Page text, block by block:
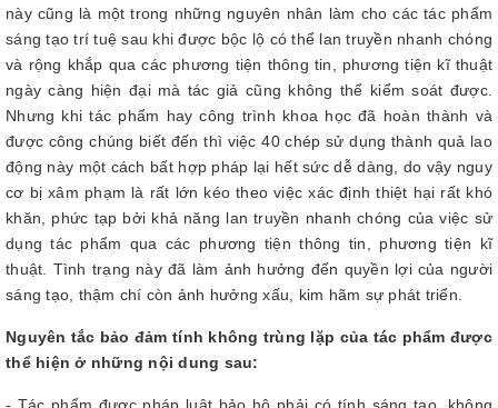
này cũng là một trong những nguyên nhân làm cho các tác phẩm
sáng tạo trí tuệ sau khi được bộc lộ có thể lan truyền nhanh chóng
và rộng khắp qua các phương tiện thông tin, phương tiện kĩ thuật
ngày càng hiện đại mà tác giả cũng không thể kiểm soát được.
Nhưng khi tác phẩm hay công trình khoa học đã hoàn thành và
được công chúng biết đến thì việc 40 chép sử dụng thành quả lao
động này một cách bất hợp pháp lại hết sức dễ dàng, do vậy nguy
cơ bị xâm phạm là rất lớn kéo theo việc xác định thiệt hại rất khó
khăn, phức tạp bởi khả năng lan truyền nhanh chóng của việc sử
dụng tác phẩm qua các phương tiện thông tin, phương tiện kĩ
thuật. Tình trạng này đã làm ảnh hưởng đến quyền lợi của người
sáng tạo, thậm chí còn ảnh hưởng xấu, kim hãm sự phát triển.
Nguyên tắc bảo đảm tính không trùng lặp của tác phẩm được
thể hiện ở những nội dung sau:
- Tác phẩm được pháp luật bảo hộ phải có tính sáng tạo, không